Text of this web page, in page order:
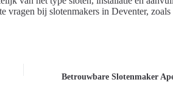
vragen bij slotenmakers in Deventer,
Betrouwbare Slotenmaker